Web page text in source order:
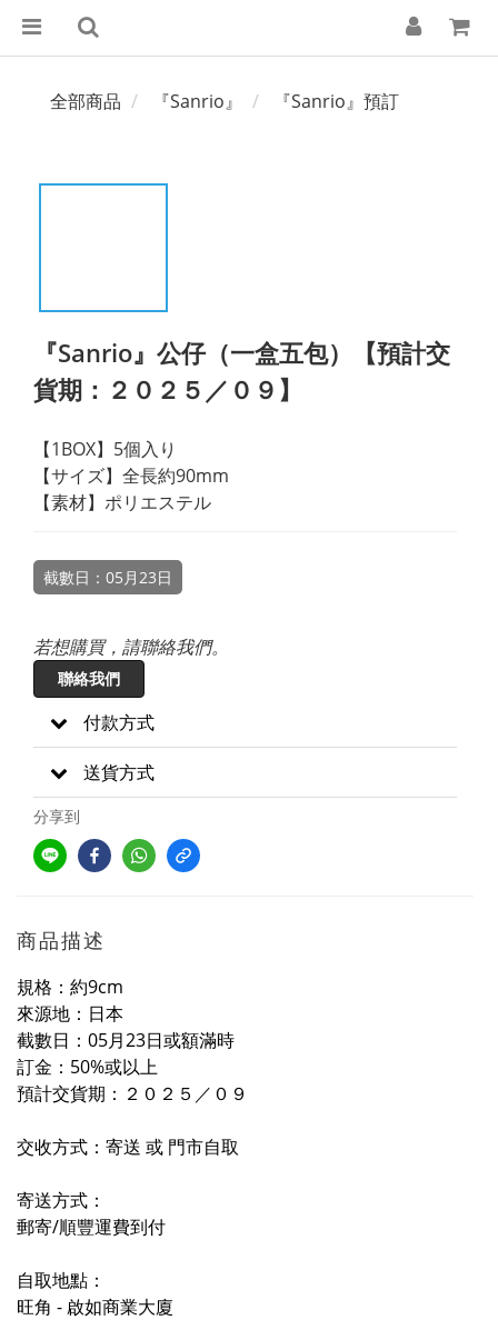
全部商品 『Sanrio』 『Sanrio』預訂
『Sanrio』公仔（一盒五包）【預計交
貨期：２０２５／０９】
【1BOX】5個入り
【サイズ】全長約90mm
【素材】ポリエステル
截數日：05月23日
若想購買，請聯絡我們。
聯絡我們
付款方式
送貨方式
分享到
商品描述
規格：約9cm
來源地：日本
截數日：05月23日或額滿時
訂金：50%或以上
預計交貨期：２０２５／ ０９
交收方式：寄送 或 門市自取
寄送方式：
郵寄/順豐運費到付
自取地點：
旺角 - 啟如商業大廈